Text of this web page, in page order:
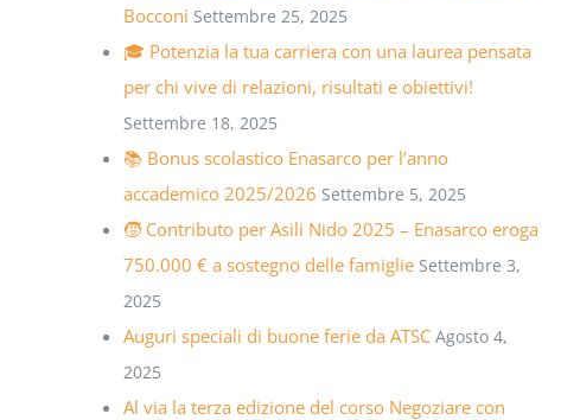
Bocconi Settembre 25, 2025
🎓 Potenzia la tua carriera con una laurea pensata
per chi vive di relazioni, risultati e obiettivi!
Settembre 18, 2025
📚 Bonus scolastico Enasarco per l’anno
accademico 2025/2026 Settembre 5, 2025
🧒 Contributo per Asili Nido 2025 – Enasarco eroga
750.000 € a sostegno delle famiglie Settembre 3,
2025
Auguri speciali di buone ferie da ATSC Agosto 4,
2025
Al via la terza edizione del corso Negoziare con